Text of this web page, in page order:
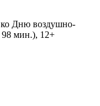
ко Дню воздушно-
мин.), 12+